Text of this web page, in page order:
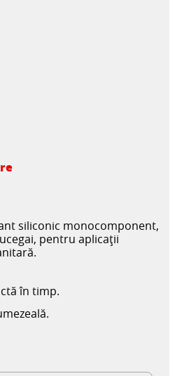
siliconic monocomponent,
pentru aplicații
în timp.